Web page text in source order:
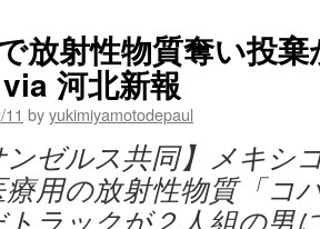
放射性物質奪い投
河北新報
byyukimiyamotodepaul
ンゼルス共同】メキシ
療用の放射性物質「コ
ラックが２人組の男